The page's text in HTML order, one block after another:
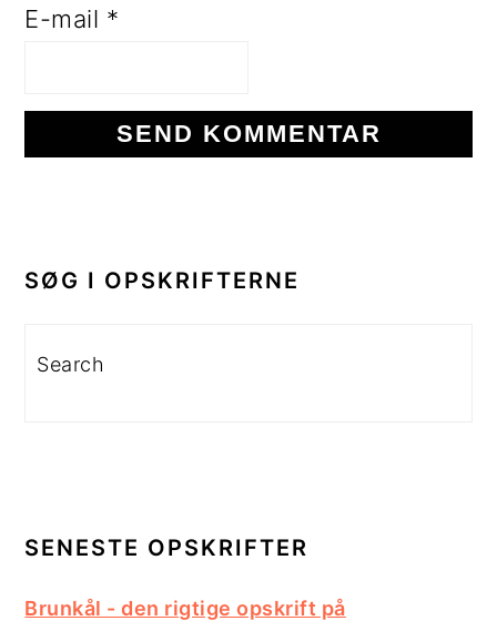
E-mail *
SIDEBAR
SØG I OPSKRIFTERNE
Search
SENESTE OPSKRIFTER
Brunkål - den rigtige opskrift på